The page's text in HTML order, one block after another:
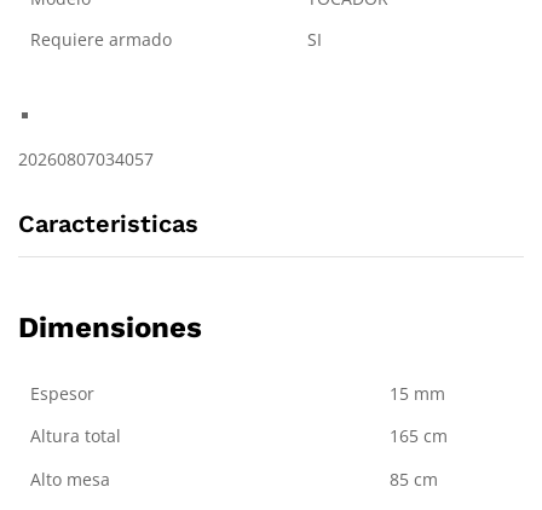
Requiere armado
SI
20260807034057
Caracteristicas
Dimensiones
Espesor
15 mm
Altura total
165 cm
Alto mesa
85 cm